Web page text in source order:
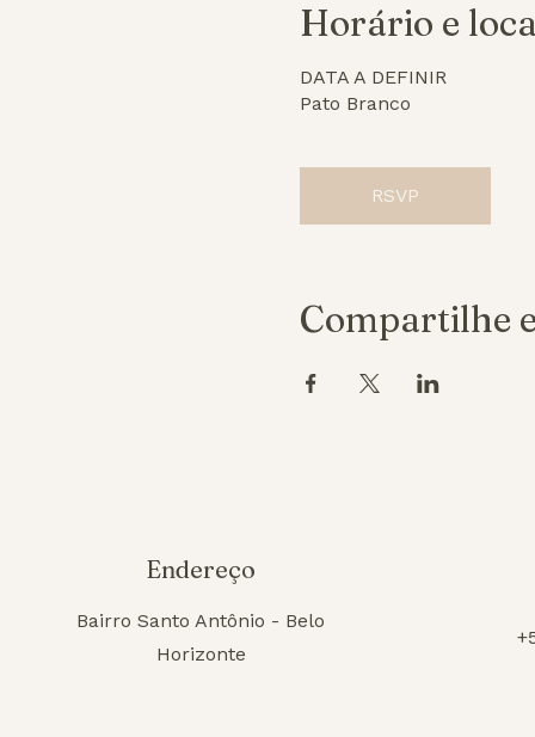
Horário e
DATA A DEFINIR
Pato Branco
RSVP
Compartilhe
Endereço
Bairro Santo Antônio - Belo
Horizonte